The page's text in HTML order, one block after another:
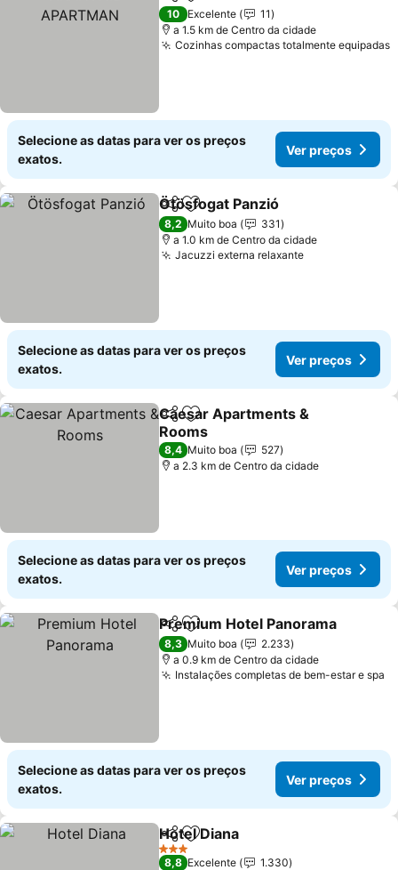
10 Excelente
11
a 1.5 km de Centro da cidade
Cozinhas compactas totalmente equipadas
Selecione as datas para ver os preços
exatos.
Ver preços
PartilharAdicionar aos favoritos
Ötösfogat Panzió
8,2 Muito boa
331
a 1.0 km de Centro da cidade
Jacuzzi externa relaxante
Selecione as datas para ver os preços
exatos.
Ver preços
PartilharAdicionar aos favoritos
Caesar Apartments &
Rooms
8,4 Muito boa
527
a 2.3 km de Centro da cidade
Selecione as datas para ver os preços
exatos.
Ver preços
PartilharAdicionar aos favoritos
Premium Hotel Panorama
8,3 Muito boa
2.233
a 0.9 km de Centro da cidade
Instalações completas de bem-estar e spa
Selecione as datas para ver os preços
exatos.
Ver preços
PartilharAdicionar aos favoritos
Hotel Diana
3 Estrelas
8,8 Excelente
1.330